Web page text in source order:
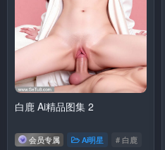
白鹿 Ai精品图集 2
会员专属 Ai明星 # 白鹿